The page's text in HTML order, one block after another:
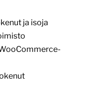
ja isoja